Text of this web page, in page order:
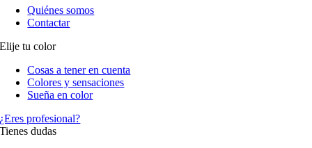
Quiénes somos
Contactar
Elije tu color
Cosas a tener en cuenta
Colores y sensaciones
Sueña en color
¿Eres profesional?
Tienes dudas